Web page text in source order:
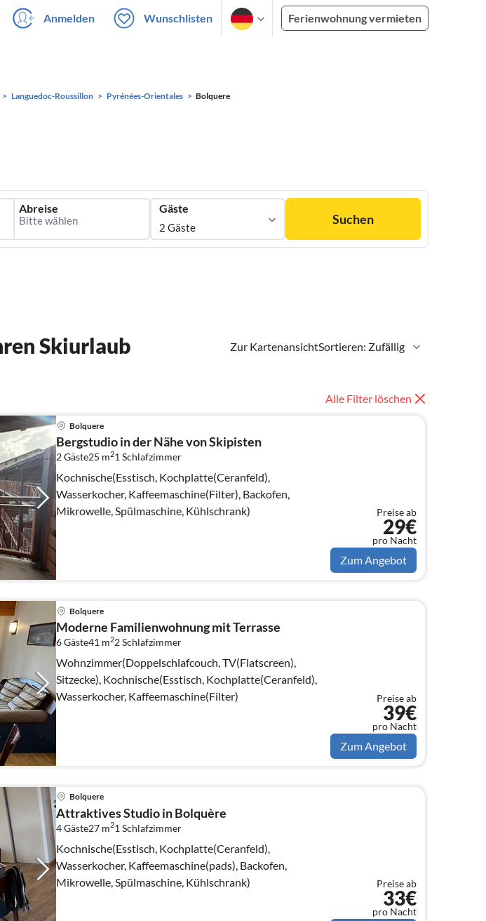
Anmelden Wunschlisten Ferienwohnung vermieten
Languedoc-Roussillon Pyrénées-Orientales Bolquere
Abreise Gäste
2 Gäste
Suchen
Zur KartenansichtSortieren: Zufällig
Skiurlaub
Alle Filter löschen
Bolquere
Bergstudio in der Nähe von Skipisten
2 Gäste25 m21 Schlafzimmer
Kochnische(Esstisch, Kochplatte(Ceranfeld),
Wasserkocher, Kaffeemaschine(Filter), Backofen,
Mikrowelle, Spülmaschine, Kühlschrank)
Preise ab
29€
pro Nacht
Zum Angebot
Bolquere
Moderne Familienwohnung mit Terrasse
6 Gäste41 m22Schlafzimmer
Wohnzimmer(Doppelschlafcouch, TV(Flatscreen),
Sitzecke), Kochnische(Esstisch, Kochplatte(Ceranfeld),
Wasserkocher, Kaffeemaschine(Filter)
Preise ab
39€
pro Nacht
Zum Angebot
Bolquere
Attraktives Studio in Bolquère
4 Gäste27 m21 Schlafzimmer
Kochnische(Esstisch, Kochplatte(Ceranfeld),
Wasserkocher, Kaffeemaschine(pads), Backofen,
Mikrowelle, Spülmaschine, Kühlschrank)
Preise ab
33€
pro Nacht